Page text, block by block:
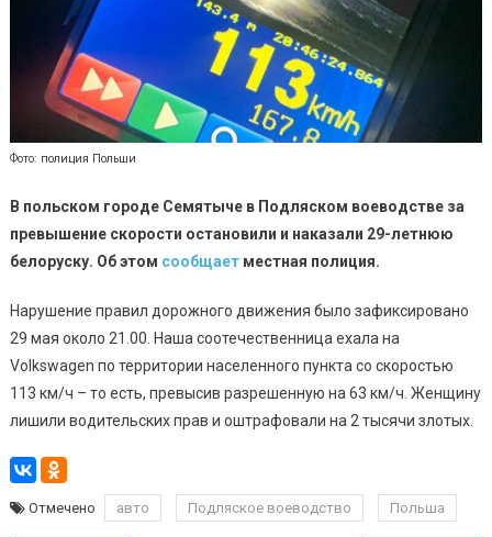
Фото: полиция Польши
В польском городе Семятыче в Подляском воеводстве за
превышение скорости остановили и наказали 29-летнюю
белоруску. Об этом сообщаетместная полиция.
Нарушение правил дорожного движения было зафиксировано
29 мая около 21.00. Наша соотечественница ехала на
Volkswagen по территории населенного пункта со скоростью
113 км/ч – то есть, превысив разрешенную на 63 км/ч. Женщину
лишили водительских прав и оштрафовали на 2 тысячи злотых.
Отмечено авто Подляское воеводство Польша